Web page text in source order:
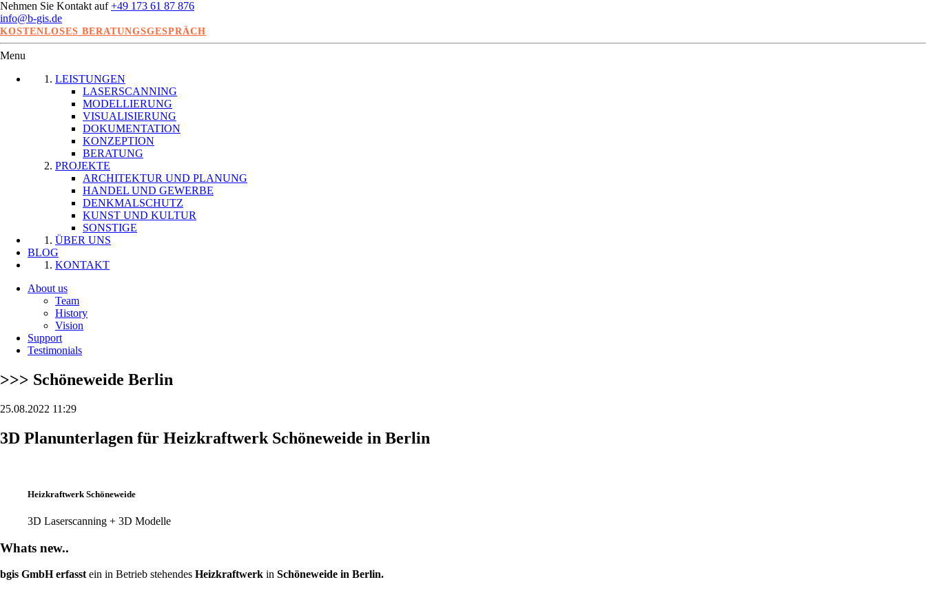
Nehmen Sie Kontakt auf+49 173 61 87 876
info@b-gis.de
KOSTENLOSES BERATUNGSGESPRÄCH
Menu
LEISTUNGEN
LASERSCANNING
MODELLIERUNG
VISUALISIERUNG
DOKUMENTATION
KONZEPTION
BERATUNG
PROJEKTE
ARCHITEKTUR UND PLANUNG
HANDEL UND GEWERBE
DENKMALSCHUTZ
KUNST UND KULTUR
SONSTIGE
ÜBER UNS
BLOG
KONTAKT
About us
Team
History
Vision
Support
Testimonials
>>> Schöneweide Berlin
25.08.2022 11:29
3D Planunterlagen für Heizkraftwerk Schöneweide in Berlin
Heizkraftwerk Schöneweide
3D Laserscanning + 3D Modelle
Whats new..
bgis GmbH erfasstein in Betrieb stehendes Heizkraftwerk in Schöneweide in Berlin.